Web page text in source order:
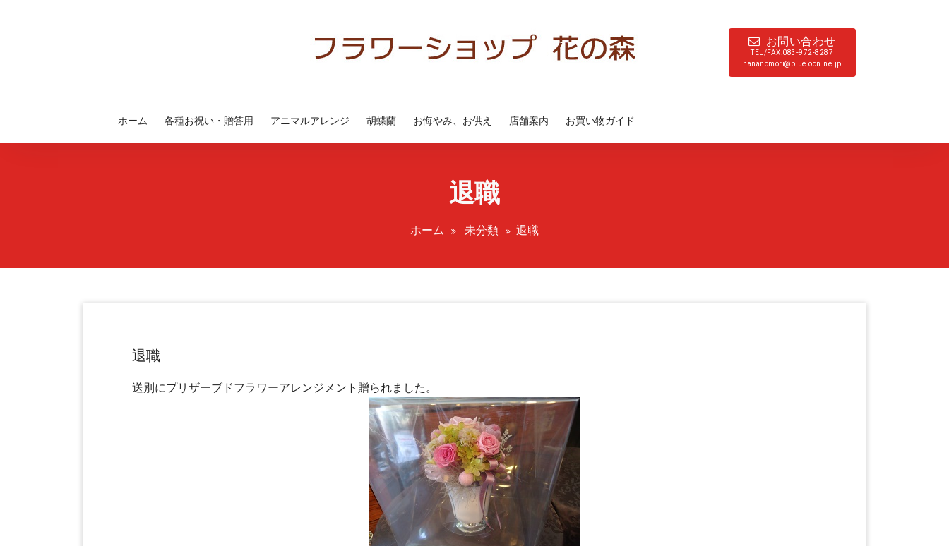
ッ
お問い合わせ
TEL/FAX:083-972-8287
hananomori@blue.ocn.ne.jp
ホーム 各種お祝い・贈答用 アニマルアレンジ 胡蝶蘭 お悔やみ、お供え 店舗案内 お買い物ガイド
退職
ホーム 未分類 退職
退職
送別にプリザーブドフラワーアレンジメント贈られました。